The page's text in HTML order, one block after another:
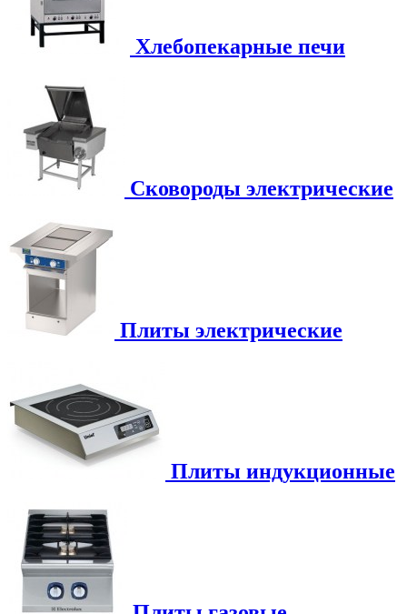
Хлебопекарные печи
Сковороды электрические
Плиты электрические
Плиты индукционные